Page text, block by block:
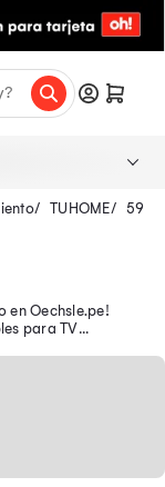
TUHOME
59
en Oechsle.pe!
para TV